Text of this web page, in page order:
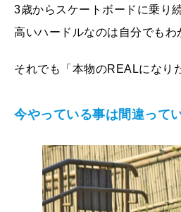
3歳からスケートボードに乗り
高いハードルなのは自分でもわ
それでも「本物のREALになり
今やっている事は間違って